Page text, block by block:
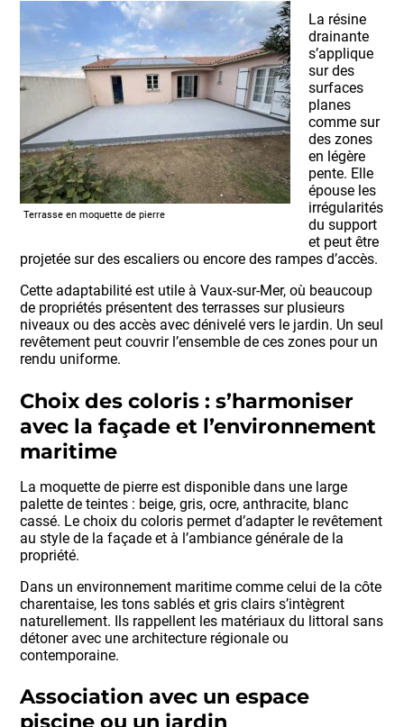
Terrasse en moquette de pierre
La résine
drainante
s’applique
sur des
surfaces
planes
comme sur
des zones
en légère
pente. Elle
épouse les
irrégularités
du support
et peut être
projetée sur des escaliers ou encore des rampes d’accès.
Cette adaptabilité est utile à Vaux-sur-Mer, où beaucoup
de propriétés présentent des terrasses sur plusieurs
niveaux ou des accès avec dénivelé vers le jardin. Un seul
revêtement peut couvrir l’ensemble de ces zones pour un
rendu uniforme.
Choix des coloris : s’harmoniser
avec la façade et l’environnement
maritime
La moquette de pierre est disponible dans une large
palette de teintes : beige, gris, ocre, anthracite, blanc
cassé. Le choix du coloris permet d’adapter le revêtement
au style de la façade et à l’ambiance générale de la
propriété.
Dans un environnement maritime comme celui de la côte
charentaise, les tons sablés et gris clairs s’intègrent
naturellement. Ils rappellent les matériaux du littoral sans
détoner avec une architecture régionale ou
contemporaine.
Association avec un espace
piscine ou un jardin